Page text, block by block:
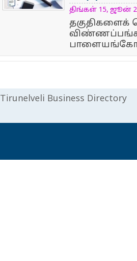
திங்கள் 15, ஜூன்
Tirunelveli Business Directory